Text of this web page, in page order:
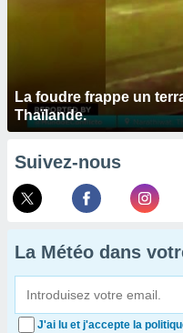
La foudre frappe un
Thaïlande.
Suivez-nous
La Météo dans
J'ai lu et j'accepte la